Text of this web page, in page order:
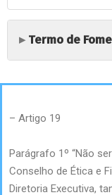
Termo de
– Artigo 19
Parágrafo 1º “Não
Conselho de Ética e
Diretoria Executiva,